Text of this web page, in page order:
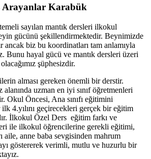
Arayanlar Karabük
sayılan mantık dersleri ilkokul
gücünü şekillendirmektedir. Beynimizde
ancak biz bu koordinatları tam anlamıyla
Bunu hayal gücü ve mantık dersleri üzeri
şüphesizdir.
alması gereken önemli bir derstir.
uzman en iyi sınıf öğretmenleri
Okul Öncesi, Ana sınıfı eğitimini
4.yılını geçirecekleri gerçek bir eğitim
İlkokul Özel Ders eğitim farkı ve
ile ilkokul öğrencilerine gerekli eğitimi,
aile, anne baba sevgisinden mahrum
göstererek verimli, mutlu ve huzurlu bir